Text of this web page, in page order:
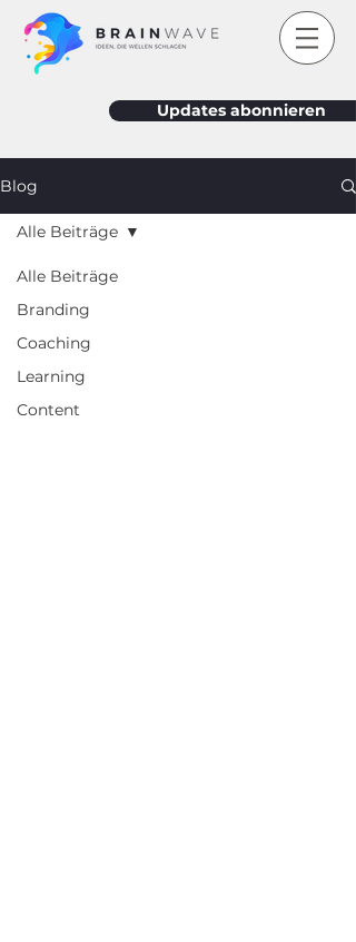
Updates abonnieren
Blog
Alle Beiträge
Branding
Coaching
Learning
Content
Alle Beiträge